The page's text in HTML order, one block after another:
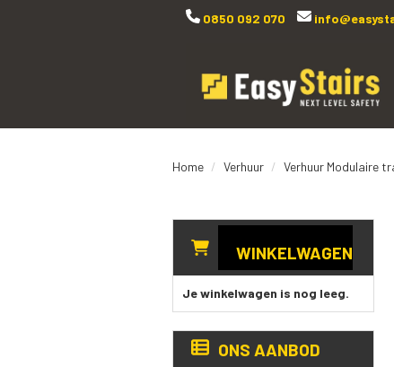
0850 092 070
Home Verhuur Verhuur Modulaire
WINKELWAGEN
Je winkelwagen is nog leeg.
ONS AANBOD